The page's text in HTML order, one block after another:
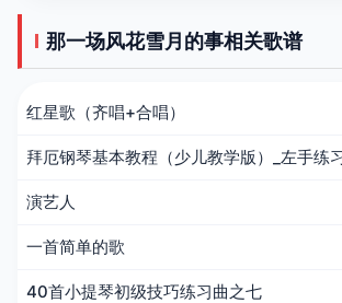
那一场风花雪月的事相关歌谱
红星歌（齐唱+合唱）
拜厄钢琴基本教程（少儿教学版）_左手练
演艺人
一首简单的歌
40首小提琴初级技巧练习曲之七